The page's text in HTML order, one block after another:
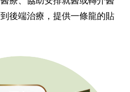
後端治療，提供一條龍的貼